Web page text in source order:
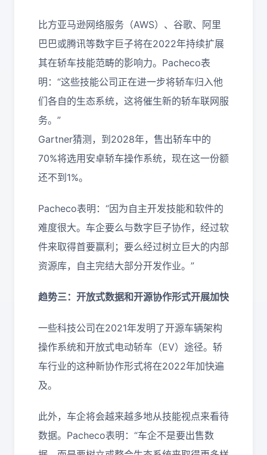
比方亚马逊网络服务（AWS）、谷歌、阿里
巴巴或腾讯等数字巨子将在2022年持续扩展
其在轿车技能范畴的影响力。Pacheco表
明：“这些技能公司正在进一步将轿车归入他
们各自的生态系统，这将催生新的轿车联网服
务。”
Gartner猜测，到2028年，售出轿车中的
70%将选用安卓轿车操作系统，现在这一份额
还不到1%。
Pacheco表明：“因为自主开发技能和软件的
难度很大。车企要么与数字巨子协作，经过软
件来取得首要赢利；要么经过树立巨大的内部
资源库，自主完结大部分开发作业。”
趋势三：开放式数据和开源协作形式开展加快
一些科技公司在2021年发明了开源车辆架构
操作系统和开放式电动轿车（EV）途径。轿
车行业的这种新协作形式将在2022年加快遍
及。
此外，车企将会越来越多地从技能视点来看待
数据。Pacheco表明：“车企不是要出售数